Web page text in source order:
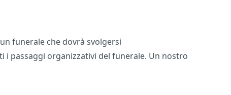
funerale che dovrà svolgersi
i passaggi organizzativi del funerale. Un nostro